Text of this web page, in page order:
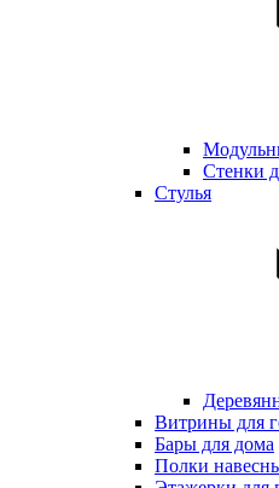
Стенки
Стулья
Витрины для
Бары для дома
Полки